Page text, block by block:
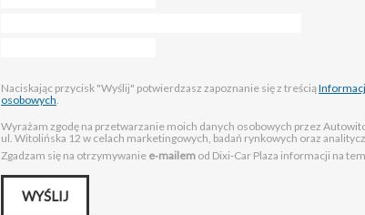
Naciskając przycisk "Wyślij" potwierdzasz zapoznanie się z treścią
osobowych.
Wyrażam zgodę na przetwarzanie moich danych osobowych przez
ul. Witolińska 12 w celach marketingowych, badań rynkowych oraz
Zgadzam się na otrzymywanie e‑mailem od Dixi‑Car Plaza informacji na